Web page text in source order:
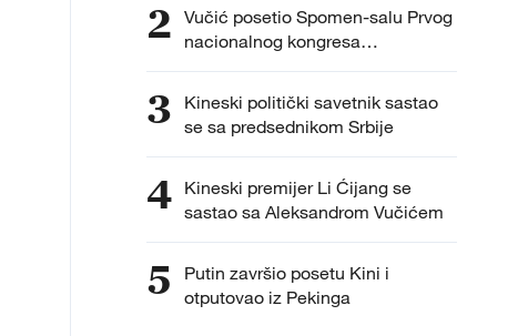
2 Vučić posetio Spomen-salu Prvog
nacionalnog kongresa
Komunističke partije Kine
3
Kineski politički savetnik sastao
se sa predsednikom Srbije
4 Kineski premijer Li Ćijang se
sastao sa Aleksandrom Vučićem
5
Putin završio posetu Kini i
otputovao iz Pekinga